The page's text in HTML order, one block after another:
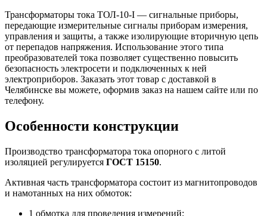
Трансформаторы тока ТОЛ-10-I — сигнальные приборы,
передающие измерительные сигналы приборам измерения,
управления и защиты, а также изолирующие вторичную цепь
от перепадов напряжения. Использование этого типа
преобразователей тока позволяет существенно повысить
безопасность электросети и подключенных к ней
электроприборов. Заказать этот товар с доставкой в
Челябинске вы можете, оформив заказ на нашем сайте или по
телефону.
Особенности конструкции
Производство трансформатора тока опорного с литой
изоляцией регулируется ГОСТ 15150.
Активная часть трансформатора состоит из магнитопроводов
и намотанных на них обмоток:
1 обмотка для проведения измерений;